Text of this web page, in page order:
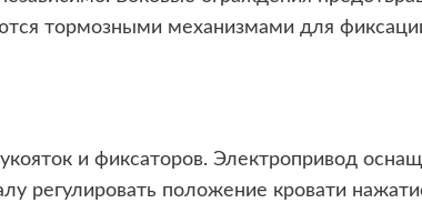
тормозными механизмами для
и фиксаторов. Электропривод
регулировать положение кровати